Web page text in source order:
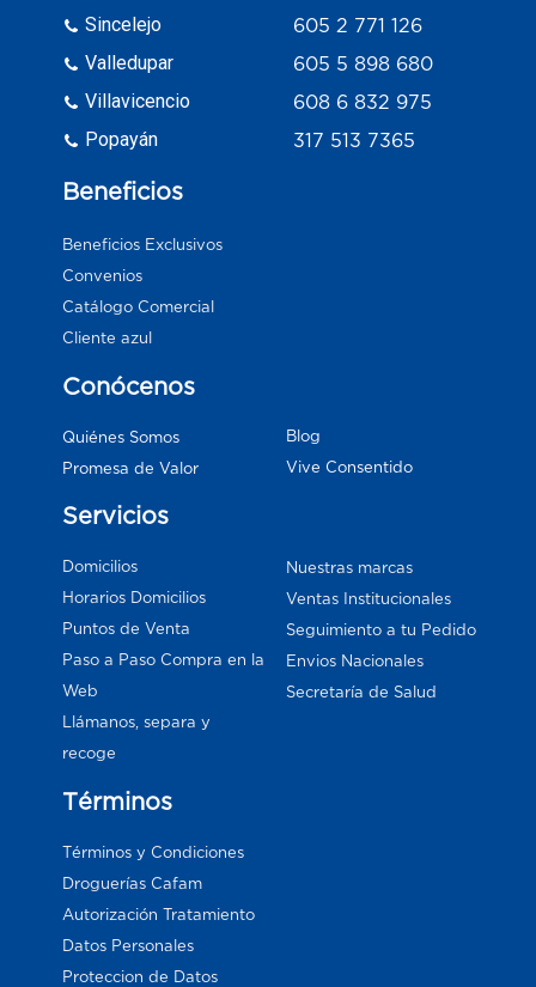
Sincelejo
Valledupar
Villavicencio
Popayán
605 2 771 126
605 5 898 680
608 6 832 975
317 513 7365
Beneficios
Beneficios Exclusivos
Convenios
Catálogo Comercial
Cliente azul
Conócenos
Quiénes Somos
Promesa de Valor
Blog
Vive Consentido
Servicios
Domicilios
Horarios Domicilios
Puntos de Venta
Paso a Paso Compra en la
Web
Llámanos, separa y
recoge
Nuestras marcas
Ventas Institucionales
Seguimiento a tu Pedido
Envios Nacionales
Secretaría de Salud
Términos
Términos y Condiciones
Droguerías Cafam
Autorización Tratamiento
Datos Personales
Proteccion de Datos